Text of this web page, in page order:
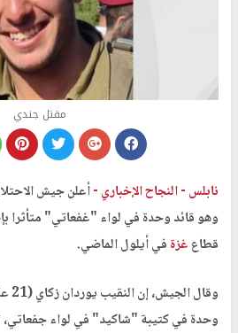
مقتل جندي
نابلس -النجاح الإخباري -أعلن جيش
وهو قائد وحدة في لواء "غفعاتي" متأثرا
قطاعغزةفي أيلول الماضي.
وحدة في كتيبة "شاكيد" في لواء جفعاتي،